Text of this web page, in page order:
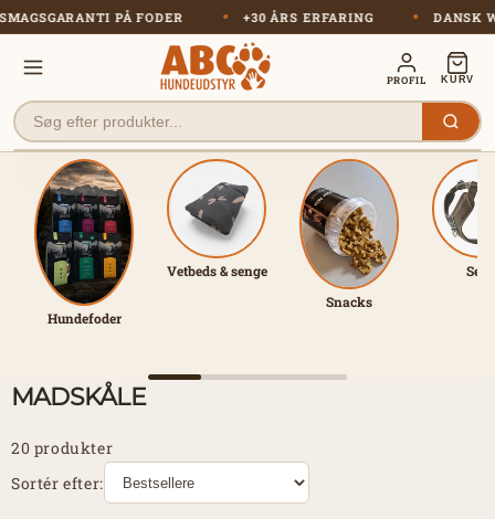
Gå til
indhold
SMAGSGARANTI PÅ FODER +30 ÅRS ERFARING
PROFIL KURV
Hundefoder
Vetbeds & senge
Snacks
MADSKÅLE
20 produkter
Sortér efter: